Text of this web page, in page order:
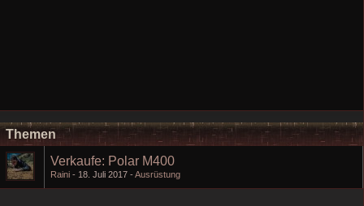
Themen
Verkaufe: Polar M400
Raini 18. Juli 2017 Ausrüstung